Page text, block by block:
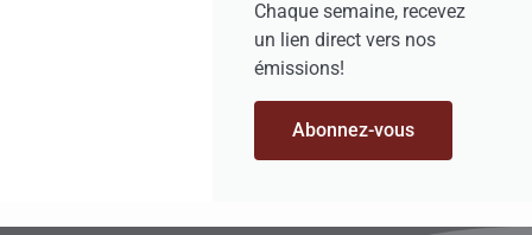
Chaque semaine, recevez
un lien direct vers nos
émissions!
Abonnez-vous